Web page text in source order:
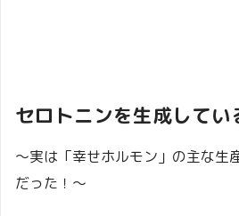
セロトニンを生成してい
～実は「幸せホルモン」の主な生
だった！～